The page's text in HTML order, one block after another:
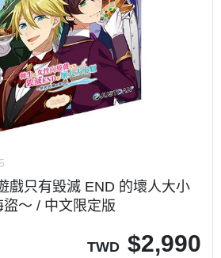
戲只有毀滅 END 的壞人大小
～ / 中文限定版
TWD $2,990